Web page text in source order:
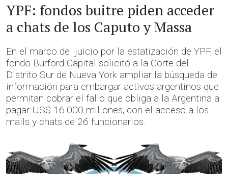
YPF: fondos buitre piden acceder
a chats de los Caputo y Massa
En el marco del juicio por la estatización de YPF, el
fondo Burford Capital solicitó a la Corte del
Distrito Sur de Nueva York ampliar la búsqueda de
información para embargar activos argentinos que
permitan cobrar el fallo que obliga a la Argentina a
pagar US$ 16.000 millones, con el acceso a los
mails y chats de 26 funcionarios.